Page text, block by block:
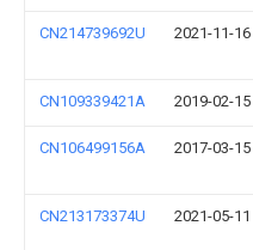
CN214739692U 2021-11-16
CN109339421A 2019-02-15
CN106499156A 2017-03-15
CN213173374U 2021-05-11